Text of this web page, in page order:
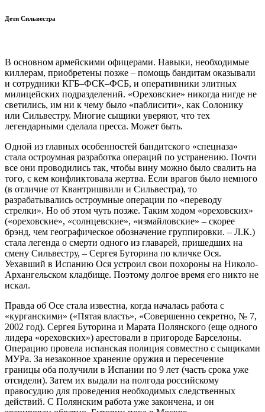
Дети Сильвестра
В основном армейскими офицерами. Навыки, необходимые
киллерам, приобретены позже – помощь бандитам оказывали
и сотрудники КГБ–ФСК–ФСБ, и оперативники элитных
милицейских подразделений. «Ореховские» никогда нигде не
светились, им ни к чему было «паблисити», как Солонику
или Сильвестру. Многие сыщики уверяют, что тех
легендарными сделала пресса. Может быть.
Одной из главных особенностей бандитского «спецназа»
стала остроумная разработка операций по устранению. Почти
все они проводились так, чтобы вину можно было свалить на
того, с кем конфликтовала жертва. Если врагов было немного
(в отличие от Квантришвили и Сильвестра), то
разрабатывались остроумные операции по «переводу
стрелки». Но об этом чуть позже. Таким ходом «ореховских»
(«ореховские», «солнцевские», «измайловские» – скорее
брэнд, чем географическое обозначение группировки. – Л.К.)
стала легенда о смерти одного из главарей, пришедших на
смену Сильвестру, – Сергея Буторина по кличке Ося.
Уехавший в Испанию Ося устроил свои похороны на Николо-
Архангельском кладбище. Поэтому долгое время его никто не
искал.
Правда об Осе стала известна, когда началась работа с
«курганскими» («Пятая власть», «Совершенно секретно, № 7,
2002 год). Сергея Буторина и Марата Полянского (еще одного
лидера «ореховских») арестовали в пригороде Барселоны.
Операцию провела испанская полиция совместно с сыщиками
МУРа. За незаконное хранение оружия и пересечение
границы оба получили в Испании по 9 лет (часть срока уже
отсидели). Затем их выдали на полгода российскому
правосудию для проведения необходимых следственных
действий. С Полянским работа уже закончена, и он